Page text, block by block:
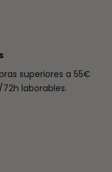
superiores a 55€
laborables.
123